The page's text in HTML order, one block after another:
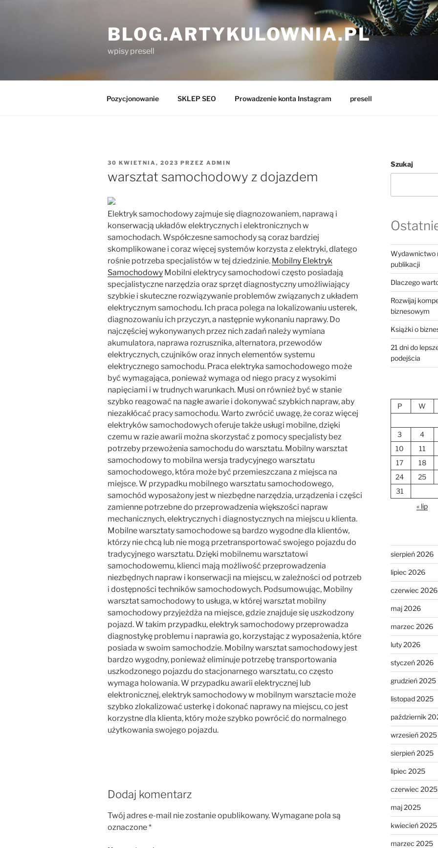
BLOG.ARTYKULOWNIA.PL
wpisy presell
Pozycjonowanie SKLEP SEO Prowadzenie konta Instagram presell
OPUBLIKOWANE
30 KWIETNIA, 2023 PRZEZ ADMIN
warsztat samochodowy z dojazdem
Elektryk samochodowy zajmuje się diagnozowaniem, naprawą i
konserwacją układów elektrycznych i elektronicznych w
samochodach. Współczesne samochody są coraz bardziej
skomplikowane i coraz więcej systemów korzysta z elektryki, dlatego
rośnie potrzeba specjalistów w tej dziedzinie. Mobilny Elektryk
Samochodowy Mobilni elektrycy samochodowi często posiadają
specjalistyczne narzędzia oraz sprzęt diagnostyczny umożliwiający
szybkie i skuteczne rozwiązywanie problemów związanych z układem
elektrycznym samochodu. Ich praca polega na lokalizowaniu usterek,
diagnozowaniu ich przyczyn, a następnie wykonaniu naprawy. Do
najczęściej wykonywanych przez nich zadań należy wymiana
akumulatora, naprawa rozrusznika, alternatora, przewodów
elektrycznych, czujników oraz innych elementów systemu
elektrycznego samochodu. Praca elektryka samochodowego może
być wymagająca, ponieważ wymaga od niego pracy z wysokimi
napięciami i w trudnych warunkach. Musi on również być w stanie
szybko reagować na nagłe awarie i dokonywać szybkich napraw, aby
niezakłócać pracy samochodu. Warto zwrócić uwagę, że coraz więcej
elektryków samochodowych oferuje także usługi mobilne, dzięki
czemu w razie awarii można skorzystać z pomocy specjalisty bez
potrzeby przewożenia samochodu do warsztatu. Mobilny warsztat
samochodowy to mobilna wersja tradycyjnego warsztatu
samochodowego, która może być przemieszczana z miejsca na
miejsce. W przypadku mobilnego warsztatu samochodowego,
samochód wyposażony jest w niezbędne narzędzia, urządzenia i części
zamienne potrzebne do przeprowadzenia większości napraw
mechanicznych, elektrycznych i diagnostycznych na miejscu u klienta.
Mobilne warsztaty samochodowe są bardzo wygodne dla klientów,
którzy nie chcą lub nie mogą przetransportować swojego pojazdu do
tradycyjnego warsztatu. Dzięki mobilnemu warsztatowi
samochodowemu, klienci mają możliwość przeprowadzenia
niezbędnych napraw i konserwacji na miejscu, w zależności od potrzeb
i dostępności techników samochodowych. Podsumowując, Mobilny
warsztat samochodowy to usługa, w której warsztat mobilny
samochodowy przyjeżdża na miejsce, gdzie znajduje się uszkodzony
pojazd. W takim przypadku, elektryk samochodowy przeprowadza
diagnostykę problemu i naprawia go, korzystając z wyposażenia, które
posiada w swoim samochodzie. Mobilny warsztat samochodowy jest
bardzo wygodny, ponieważ eliminuje potrzebę transportowania
uszkodzonego pojazdu do stacjonarnego warsztatu, co często
wymaga holowania. W przypadku awarii elektrycznej lub
elektronicznej, elektryk samochodowy w mobilnym warsztacie może
szybko zlokalizować usterkę i dokonać naprawy na miejscu, co jest
korzystne dla klienta, który może szybko powrócić do normalnego
użytkowania swojego pojazdu.
Dodaj komentarz
Twój adres e-mail nie zostanie opublikowany.Wymagane pola są
oznaczone*
Szukaj
Wydawnictwo
publikacji
Dlaczego
Rozwijaj
biznesowym
Książki o
21 dni do
podejścia
P W
3
4
10
11
17
18
24
25
31
« lip
sierpień 2026
lipiec 2026
czerwiec 2026
maj 2026
marzec 2026
luty 2026
styczeń 2026
grudzień 2025
listopad 2025
październik
wrzesień 2025
sierpień 2025
lipiec 2025
czerwiec 2025
maj 2025
kwiecień 2025
marzec 2025